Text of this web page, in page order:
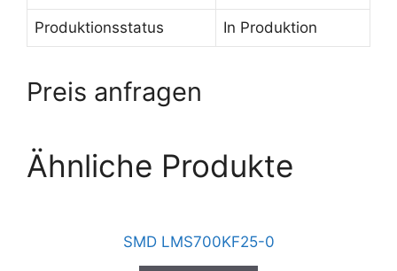
Produktionsstatus In Produktion
Preis anfragen
Ähnliche Produkte
SMD LMS700KF25-0